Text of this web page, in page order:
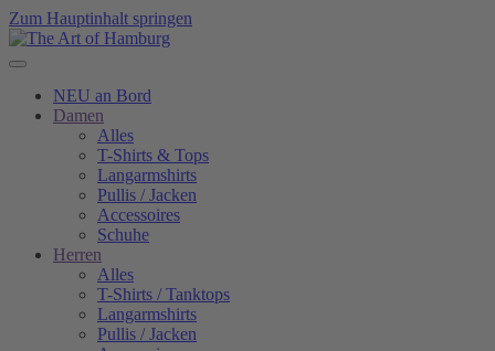
Zum Hauptinhalt springen
NEU an Bord
Damen
Alles
T-Shirts & Tops
Langarmshirts
Pullis / Jacken
Accessoires
Schuhe
Herren
Alles
T-Shirts / Tanktops
Langarmshirts
Pullis / Jacken